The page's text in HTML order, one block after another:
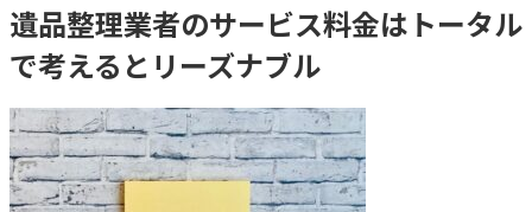
遺品整理業者のサービス料金はトータル
で考えるとリーズナブル